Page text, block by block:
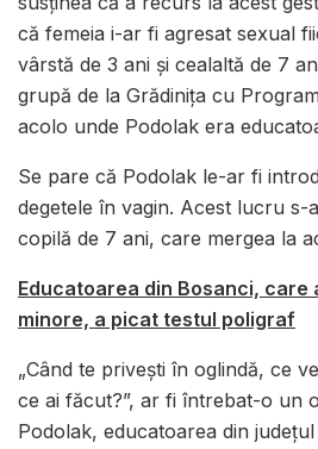
că femeia i-ar fi agresat sexual
vârstă de 3 ani și cealaltă de 7
grupă de la Grădinița cu
acolo unde Podolak era
Se pare că Podolak le-ar fi
degetele în vagin. Acest lucru s-
copilă de 7 ani, care mergea la
Educatoarea din Bosanci, care
minore, a picat testul poligraf
„Când te priveşti în oglindă, ce
ce ai făcut?”, ar fi întrebat-o un
Podolak, educatoarea din